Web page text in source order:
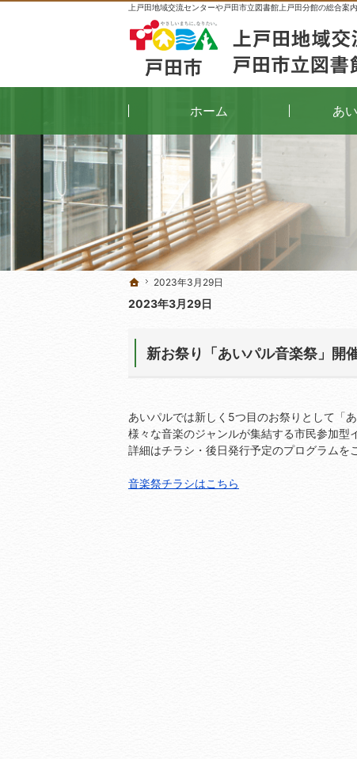
上戸田地域交流センターや戸田市立図書館上戸田分館の総合案
ホーム
2023年3月29日
2023年3月29日
新お祭り「あいパル音楽祭」開
あいパルでは新しく5つ目のお祭りとして「
様々な音楽のジャンルが集結する市民参加型
詳細はチラシ・後日発行予定のプログラムを
音楽祭チラシはこちら
ホーム
2023年3月29日
ホーム あ